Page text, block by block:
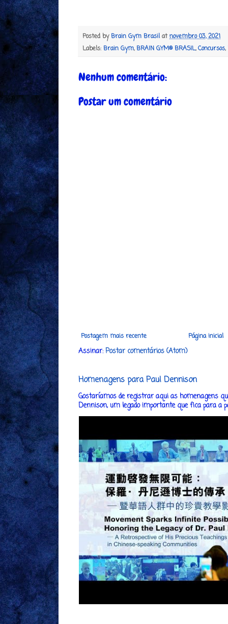
Posted by Brain Gym Brasil atnovembro 03, 2021
Labels: Brain Gym, BRAIN GYM® BRASIL,Concursos,
Nenhum comentário:
Postar um comentário
Postagem mais recente Página inicial
Assinar:Postar comentários (Atom)
Homenagens para Paul Dennison
Gostaríamos de registrar aqui as homenagens
Dennison, um legado importante que fica para a